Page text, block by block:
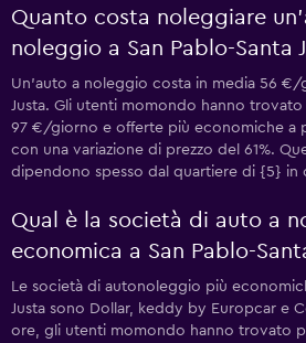
Quanto costa noleggiare
noleggio a San Pablo-Santa
Un'auto a noleggio costa in media 56 €/
Justa. Gli utenti momondo hanno trovato
97 €/giorno e offerte più economiche a
con una variazione di prezzo del 61%.
dipendono spesso dal quartiere di {5} in
Qual è la società di auto a
economica a San Pablo-
Le società di autonoleggio più
Justa sono Dollar, keddy by Europcar e
ore, gli utenti momondo hanno trovato